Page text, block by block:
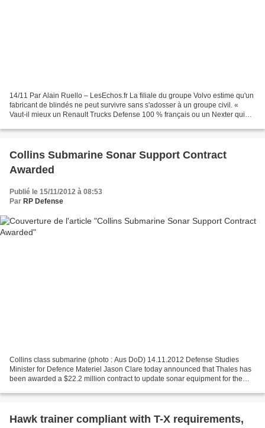
14/11 Par Alain Ruello – LesEchos.fr La filiale du groupe Volvo estime qu'un
fabricant de blindés ne peut survivre sans s'adosser à un groupe civil. «
Vaut-il mieux un Renault Trucks Defense 100 % français ou un Nexter qui
Collins Submarine Sonar Support Contract
Awarded
Publié le 15/11/2012 à 08:53
Par RP Defense
Collins class submarine (photo : Aus DoD) 14.11.2012 Defense Studies
Minister for Defence Materiel Jason Clare today announced that Thales has
been awarded a $22.2 million contract to update sonar equipment for the
Hawk trainer compliant with T-X requirements,